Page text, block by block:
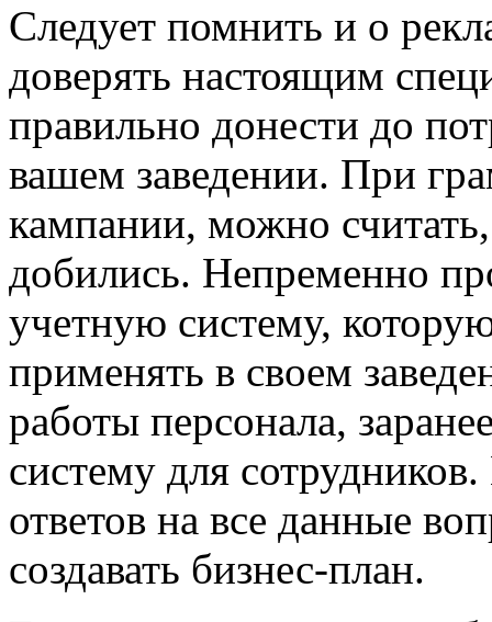
Следует помнить и о
доверять настоящим
правильно донести до
вашем заведении. При
кампании, можно
добились. Непременно
учетную систему,
применять в своем
работы персонала,
систему для
ответов на все данные
создавать бизнес-план.